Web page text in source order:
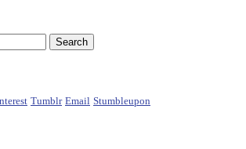
Tumblr Email Stumbleupon